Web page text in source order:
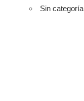
Sin categoría